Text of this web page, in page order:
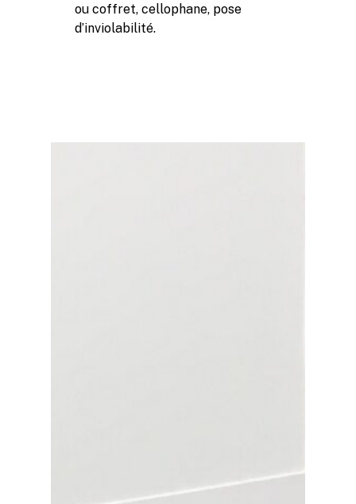
ou coffret, cellophane, pose
d’inviolabilité.